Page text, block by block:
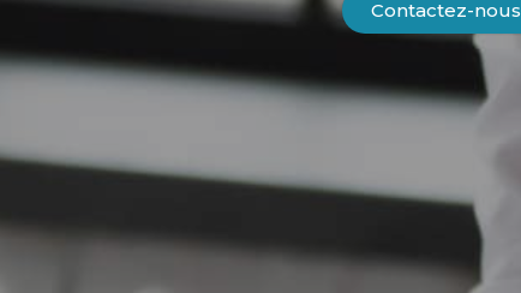
Contactez-nous